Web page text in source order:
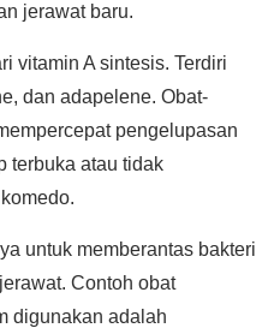
jerawat baru.
vitamin A sintesis. Terdiri
dan adapelene. Obat-
pengelupasan
terbuka atau tidak
untuk memberantas bakteri
Contoh obat
digunakan adalah